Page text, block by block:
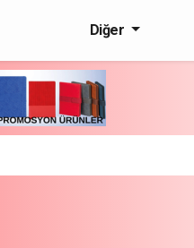
Diğer